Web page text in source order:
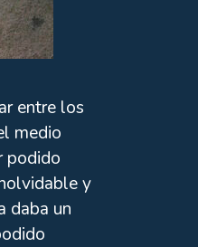
entre los
medio
podido
y
daba un